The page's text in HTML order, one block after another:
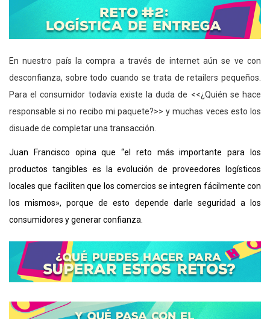
En nuestro país la compra a través de internet aún se ve con
desconfianza, sobre todo cuando se trata de retailers pequeños.
Para el consumidor todavía existe la duda de <<¿Quién se hace
responsable si no recibo mi paquete?>> y muchas veces esto los
disuade de completar una transacción.
Juan Francisco opina que “el reto más importante para los
productos tangibles es la evolución de proveedores logísticos
locales que faciliten que los comercios se integren fácilmente con
los mismos», porque de esto depende darle seguridad a los
consumidores y generar confianza.